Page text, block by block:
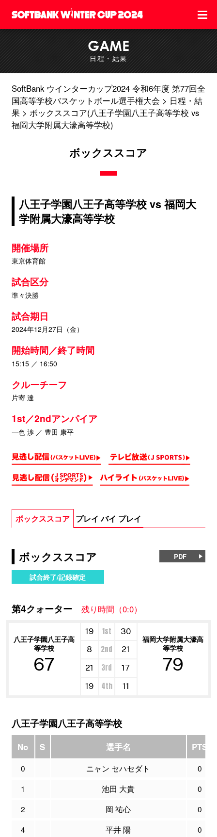
GAME
日程・結果
SoftBank ウインターカップ2024 令和6年度 第77回全
国高等学校バスケットボール選手権大会
日程・結
果
ボックススコア(八王子学園八王子高等学校 vs
福岡大学附属大濠高等学校)
ボックススコア
八王子学園八王子高等学校 vs 福岡大
学附属大濠高等学校
開催場所
東京体育館
試合区分
準々決勝
試合期日
2024年12月27日（金）
開始時間／終了時間
15:15 ／ 16:50
クルーチーフ
片寄 達
1st／2ndアンパイア
一色 渉 ／ 豊田 康平
ボックススコア プレイ バイ プレイ
ボックススコア PDF
試合終了/記録確定
第4クォーター 残り時間（0:0）
八王子学園八王子高
等学校
67
19 1st 30
福岡大学附属大濠高
等学校
79
8 2nd
21
21
3rd
17
19
4th 11
八王子学園八王子高等学校
No S 選手名 PTS
0 ニャン セハセダト
0
1
池田 大貴
0
2
岡 祐心
0
4
平井 陽
0